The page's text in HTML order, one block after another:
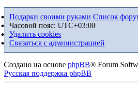
Подарки своими руками Список
Часовой пояс: UTC+03:00
Удалить cookies
Связаться с администрацией
Создано на основе phpBB® Forum
Русская поддержка phpBB